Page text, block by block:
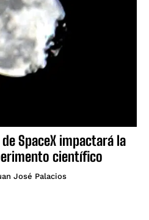
SpaceX impactará la
científico
José Palacios